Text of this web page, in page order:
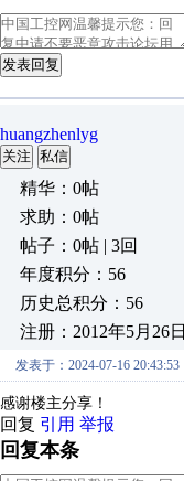
发表回复
huangzhenlyg
关注 私信
精华：0帖
求助：0帖
帖子：0帖 | 3回
年度积分：56
历史总积分：56
注册：2012年5月26日
发表于：2024-07-16 20:43:53
感谢楼主分享！
回复 引用 举报
回复本条